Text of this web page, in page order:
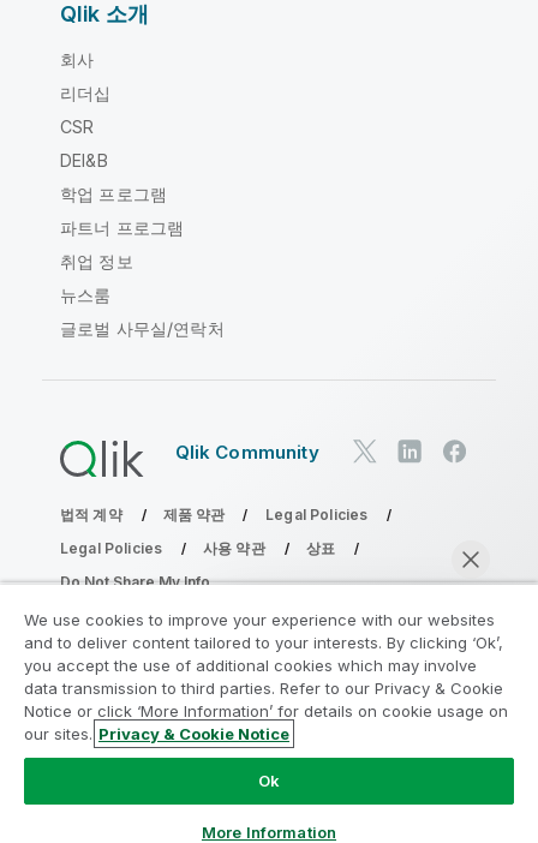
Qlik 소개
회사
리더십
CSR
DEI&B
학업 프로그램
파트너 프로그램
취업 정보
뉴스룸
글로벌 사무실/연락처
Qlik Community
법적 계약 제품 약관
Legal Policies
Legal Policies
사용 약관
상표
Do Not Share My Info
Copyright © 1993-2026 QlikTech International AB. 무단 전재
및 복제를 금합니다.
분석 현대화 프로그램에 참여
분석 현대화 프로그램으로 귀중한 QlikView 앱을 손상시키지
않고 현대화하십시오.
거나 다음에 연결하십시오.
ampquestions@qlik.com
We use cookies to improve your experience with our websites
and to deliver content tailored to your interests. By clicking ‘Ok’,
you accept the use of additional cookies which may involve
data transmission to third parties. Refer to our Privacy & Cookie
Notice or click ‘More Information’ for details on cookie usage on
our sites. Privacy & Cookie Notice
Ok
More Information